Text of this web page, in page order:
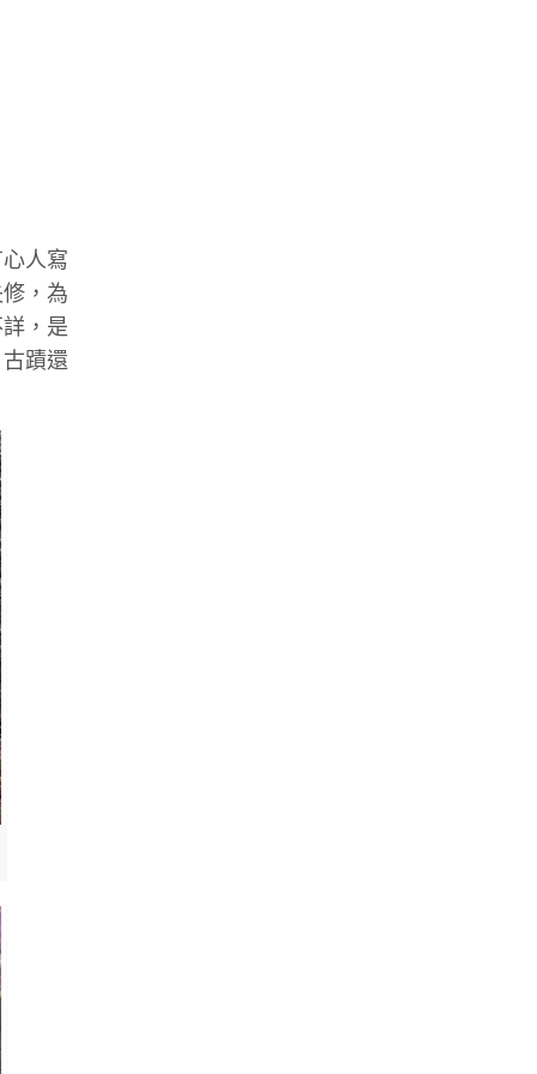
人寫
，為
，是
蹟還